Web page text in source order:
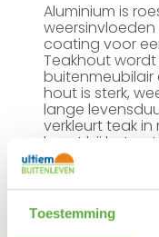
Toestemming
Aluminium is
weersinvloeden
coating voor
Teakhout
buitenmeubilair
hout is sterk,
lange
verkleurt teak in
hoort bij het
en is voor veel
product.